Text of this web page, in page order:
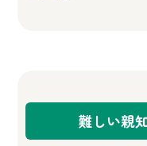
難しい親